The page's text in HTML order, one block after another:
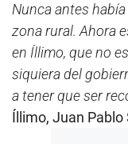
Nunca antes
zona rural. Ahora
en Íllimo, que no
siquiera del
a tener que ser
Íllimo, Juan